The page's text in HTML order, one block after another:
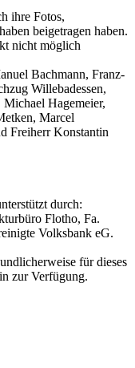
ihre Fotos,
beigetragen haben.
nicht möglich
Bachmann, Franz-
Willebadessen,
Hagemeier,
Marcel
Freiherr Konstantin
durch:
Flotho, Fa.
Volksbank eG.
für dieses
zur Verfügung.